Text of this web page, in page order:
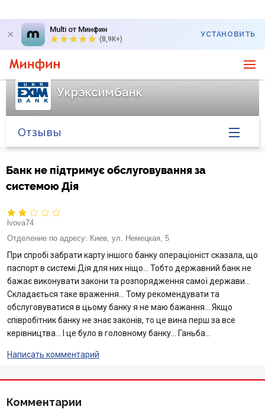
Multi от Минфин
(8,9K+)
УСТАНОВИТЬ
Укрэксимбанк
Банк в новостях
Курс валют в банке
Вопросы банку
Отзывы
Отзывы
Депозиты юр. лиц
Отделения и банкоматы
Банк не підтримує обслуговування за
системою Дія
lvova74
Отделение по адресу: Киев, ул. Немецкая, 5
При спробі забрати карту іншого банку операціоніст сказала, що
паспорт в системі Дія для них ніщо… Тобто державний банк не
бажає виконувати закони та розпорядження самої держави…
Складається таке враження… Тому рекомендувати та
обслуговуватися в цьому банку я не маю бажання… Якщо
співробітник банку не знає законів, то це вина перш за все
керівництва… І це було в головному банку… Ганьба…
Написать комментарий
Комментарии